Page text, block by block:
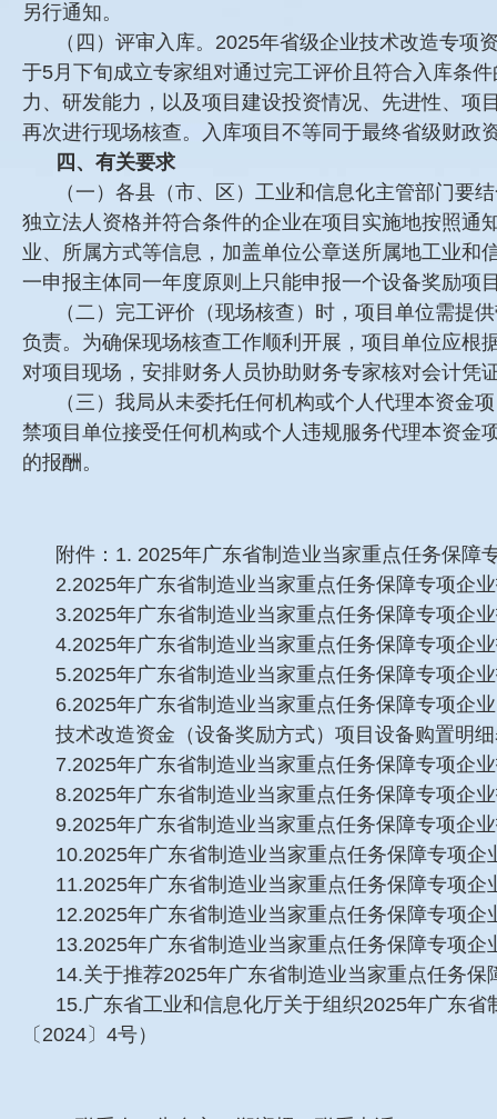
另行通知。
（四）评审入库。2025年省级企业技术改造专
于5月下旬成立专家组对通过完工评价且符合入库条
力、研发能力，以及项目建设投资情况、先进性、项
再次进行现场核查。入库项目不等同于最终省级财政
四、有关要求
（一）各县（市、区）工业和信息化主管部门要
独立法人资格并符合条件的企业在项目实施地按照通
业、所属方式等信息，加盖单位公章送所属地工业和
一申报主体同一年度原则上只能申报一个设备奖励项
（二）完工评价（现场核查）时，项目单位需提
负责。为确保现场核查工作顺利开展，项目单位应根
对项目现场，安排财务人员协助财务专家核对会计凭
（三）我局从未委托任何机构或个人代理本资金
禁项目单位接受任何机构或个人违规服务代理本资金
的报酬。
附件：1. 2025年广东省制造业当家重点任务保障
2.2025年广东省制造业当家重点任务保障专项企
3.2025年广东省制造业当家重点任务保障专项企
4.2025年广东省制造业当家重点任务保障专项企
5.2025年广东省制造业当家重点任务保障专项企
6.2025年广东省制造业当家重点任务保障专项企业
技术改造资金（设备奖励方式）项目设备购置明
7.2025年广东省制造业当家重点任务保障专项企
8.2025年广东省制造业当家重点任务保障专项企
9.2025年广东省制造业当家重点任务保障专项企
10.2025年广东省制造业当家重点任务保障专项
11.2025年广东省制造业当家重点任务保障专项企
12.2025年广东省制造业当家重点任务保障专项企
13.2025年广东省制造业当家重点任务保障专项
14.关于推荐2025年广东省制造业当家重点任务
15.广东省工业和信息化厅关于组织2025年广东
〔2024〕4号）